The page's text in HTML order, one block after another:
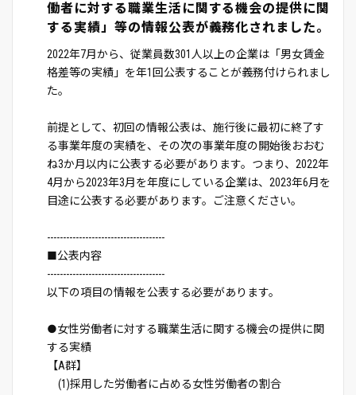
働者に対する職業生活に関する機会の提供に関
する実績」等の情報公表が義務化されました。
2022年7月から、従業員数301人以上の企業は「男女賃金
格差等の実績」を年1回公表することが義務付けられまし
た。
前提として、初回の情報公表は、施行後に最初に終了す
る事業年度の実績を、その次の事業年度の開始後おおむ
ね3か月以内に公表する必要があります。つまり、2022年
4月から2023年3月を年度にしている企業は、2023年6月を
目途に公表する必要があります。ご注意ください。
-------------------------------------
■公表内容
-------------------------------------
以下の項目の情報を公表する必要があります。
●女性労働者に対する職業生活に関する機会の提供に関
する実績
【A群】
(1)採用した労働者に占める女性労働者の割合